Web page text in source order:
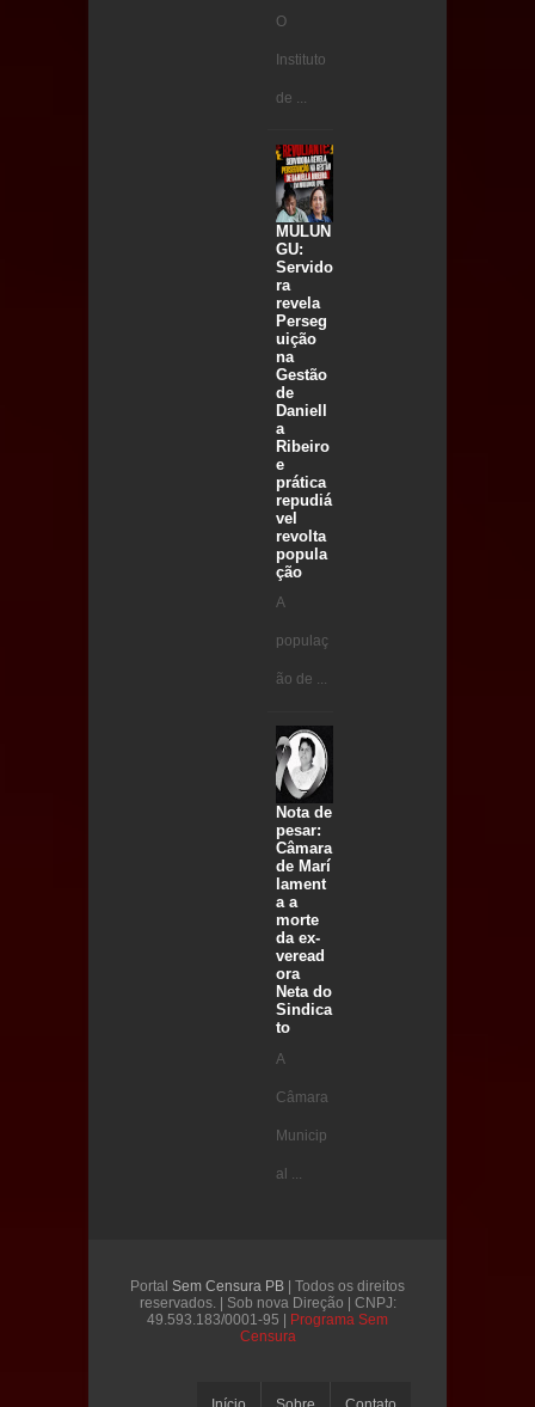
O
Instituto
de ...
MULUN
GU:
Servido
ra
revela
Perseg
uição
na
Gestão
de
Daniell
a
Ribeiro
e
prática
repudiá
vel
revolta
popula
ção
A
populaç
ão de ...
Nota de
pesar:
Câmara
de Marí
lament
a a
morte
da ex-
veread
ora
Neta do
Sindica
to
A
Câmara
Municip
al ...
Portal Sem Censura PB | Todos os direitos
reservados. | Sob nova Direção | CNPJ:
49.593.183/0001-95 | Programa Sem
Censura